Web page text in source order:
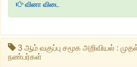
வினா விடை
3 ஆம் வகுப்பு சமூக அறிவியல் :
நண்பர்கள்